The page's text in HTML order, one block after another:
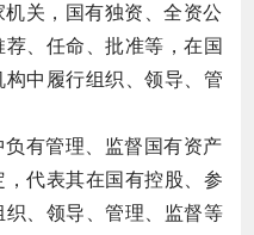
机关，国有独资、全资公
、任命、批准等，在国
中履行组织、领导、管
负有管理、监督国有资产
代表其在国有控股、参
织、领导、管理、监督等